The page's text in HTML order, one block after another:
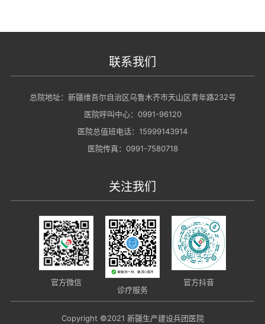
联系我们
总院地址：新疆维吾尔自治区乌鲁木齐市天山区青年路232号
医院呼叫中心：0991-96120
医院总值班电话：15999143914
医院传真：0991-7580718
关注我们
官方微信
诊疗服务
官方抖音
Copyright ©2021 新疆生产建设兵团医院